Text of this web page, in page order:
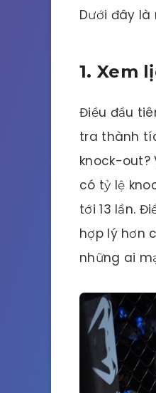
Dưới đây
1. Xem
Điều đầu
tra thành
knock-out?
có tỷ lệ
tới 13 lần.
hợp lý hơn
những ai